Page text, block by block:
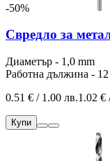
-50%
Свредло за
Диаметър - 1,0 mm
Работна дължина -
0.51 € / 1.00 лв.1.02 €
Купи